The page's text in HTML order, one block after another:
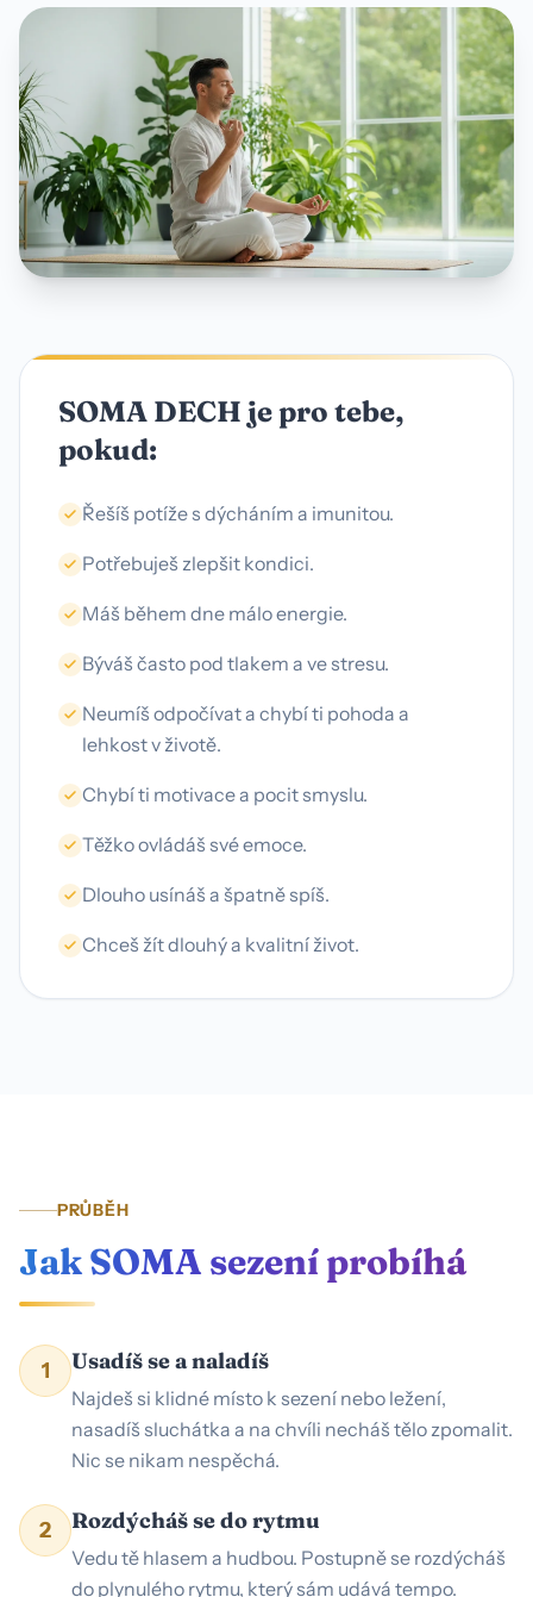
SOMA DECH je pro tebe,
pokud:
Řešíš potíže s dýcháním a imunitou.
Potřebuješ zlepšit kondici.
Máš během dne málo energie.
Býváš často pod tlakem a ve stresu.
Neumíš odpočívat a chybí ti pohoda a
lehkost v životě.
Chybí ti motivace a pocit smyslu.
Těžko ovládáš své emoce.
Dlouho usínáš a špatně spíš.
Chceš žít dlouhý a kvalitní život.
PRŮBĚH
Jak SOMA sezení probíhá
1 Usadíš se a naladíš
Najdeš si klidné místo k sezení nebo ležení,
nasadíš sluchátka a na chvíli necháš tělo zpomalit.
Nic se nikam nespěchá.
2 Rozdýcháš se do rytmu
Vedu tě hlasem a hudbou. Postupně se rozdýcháš
do plynulého rytmu, který sám udává tempo.